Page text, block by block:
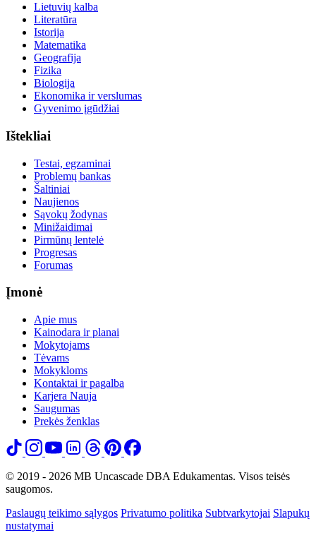
Lietuvių kalba
Literatūra
Istorija
Matematika
Geografija
Fizika
Biologija
Ekonomika ir verslumas
Gyvenimo įgūdžiai
Ištekliai
Testai, egzaminai
Problemų bankas
Šaltiniai
Naujienos
Sąvokų žodynas
Minižaidimai
Pirmūnų lentelė
Progresas
Forumas
Įmonė
Apie mus
Kainodara ir planai
Mokytojams
Tėvams
Mokykloms
Kontaktai ir pagalba
Karjera Nauja
Saugumas
Prekės ženklas
© 2019 - 2026 MB Uncascade DBA Edukamentas. Visos teisės
saugomos.
Paslaugų teikimo sąlygos Privatumo politika Subtvarkytojai Slapukų
nustatymai